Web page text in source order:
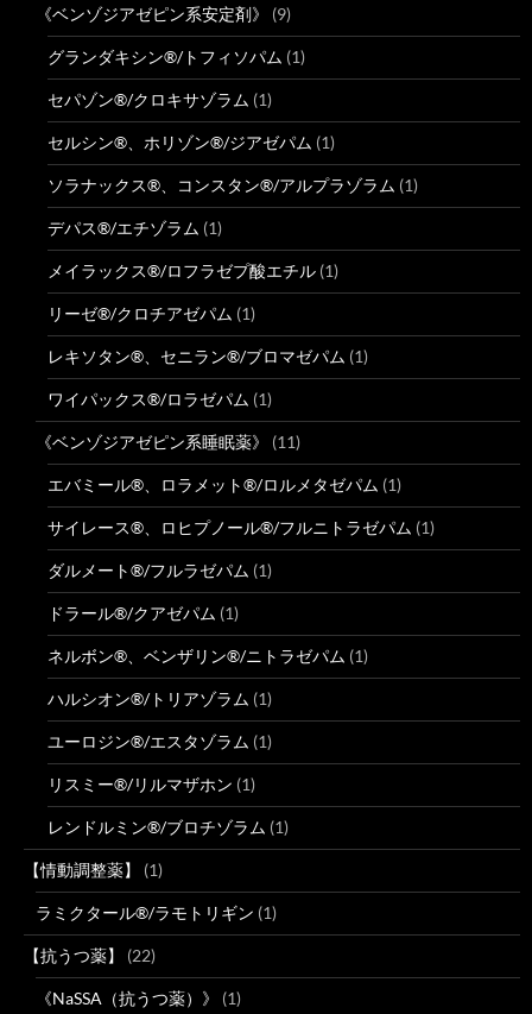
《ベンゾジアゼピン系安定剤》 (9)
グランダキシン®/トフィソパム (1)
セパゾン®/クロキサゾラム (1)
セルシン®、ホリゾン®/ジアゼパム (1)
ソラナックス®、コンスタン®/アルプラゾラム (1)
デパス®/エチゾラム (1)
メイラックス®/ロフラゼプ酸エチル (1)
リーゼ®/クロチアゼパム (1)
レキソタン®、セニラン®/ブロマゼパム (1)
ワイパックス®/ロラゼパム (1)
《ベンゾジアゼピン系睡眠薬》 (11)
エバミール®、ロラメット®/ロルメタゼパム (1)
サイレース®、ロヒプノール®/フルニトラゼパム (1)
ダルメート®/フルラゼパム (1)
ドラール®/クアゼパム (1)
ネルボン®、ベンザリン®/ニトラゼパム (1)
ハルシオン®/トリアゾラム (1)
ユーロジン®/エスタゾラム (1)
リスミー®/リルマザホン (1)
レンドルミン®/ブロチゾラム (1)
【情動調整薬】 (1)
ラミクタール®/ラモトリギン (1)
【抗うつ薬】 (22)
《NaSSA（抗うつ薬）》 (1)